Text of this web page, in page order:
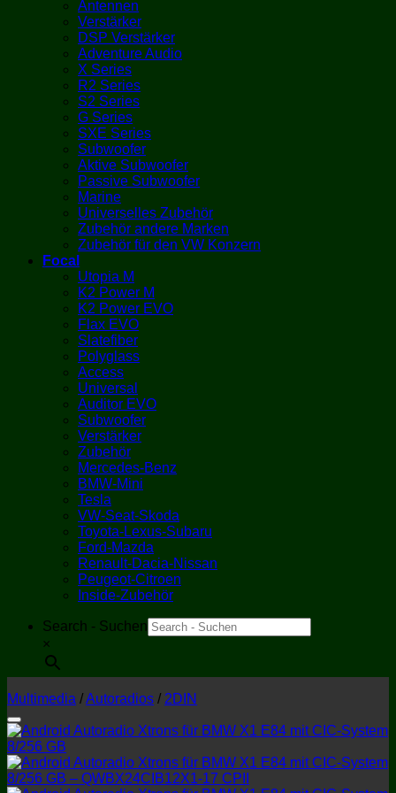
Antennen
Verstärker
DSP Verstärker
Adventure Audio
X Series
R2 Series
S2 Series
G Series
SXE Series
Subwoofer
Aktive Subwoofer
Passive Subwoofer
Marine
Universelles Zubehör
Zubehör andere Marken
Zubehör für den VW Konzern
Focal
Utopia M
K2 Power M
K2 Power EVO
Flax EVO
Slatefiber
Polyglass
Access
Universal
Auditor EVO
Subwoofer
Verstärker
Zubehör
Mercedes-Benz
BMW-Mini
Tesla
VW-Seat-Skoda
Toyota-Lexus-Subaru
Ford-Mazda
Renault-Dacia-Nissan
Peugeot-Citroen
Inside-Zubehör
Search - Suchen
×
Multimedia /Autoradios / 2DIN